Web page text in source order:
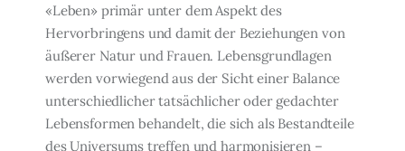
«Leben» primär unter dem Aspekt des
Hervorbringens und damit der Beziehungen von
äußerer Natur und Frauen. Le­bensgrundlagen
werden vorwiegend aus der Sicht einer Balance
unterschiedlicher tatsächlicher oder gedachter
Lebensformen behandelt, die sich als Bestandteile
des Uni­versums treffen und harmonisieren –